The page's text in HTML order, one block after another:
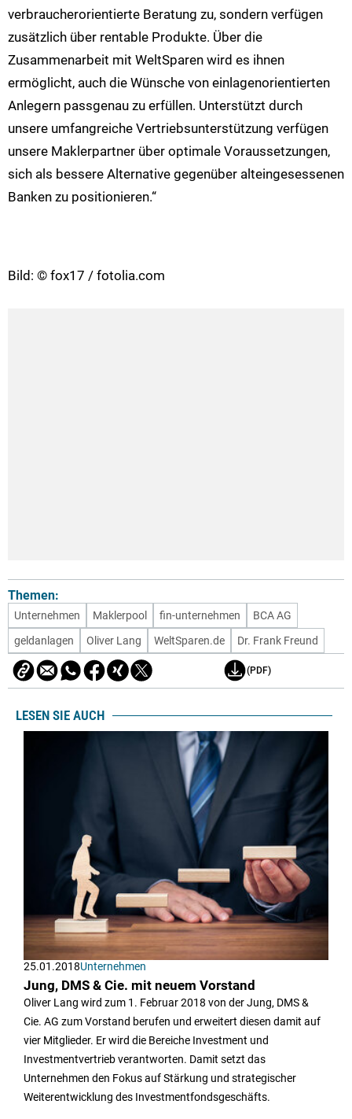
verbraucherorientierte Beratung zu, sondern verfügen
zusätzlich über rentable Produkte. Über die
Zusammenarbeit mit WeltSparen wird es ihnen
ermöglicht, auch die Wünsche von einlagenorientierten
Anlegern passgenau zu erfüllen. Unterstützt durch
unsere umfangreiche Vertriebsunterstützung verfügen
unsere Maklerpartner über optimale Voraussetzungen,
sich als bessere Alternative gegenüber alteingesessenen
Banken zu positionieren.“
Bild: © fox17 / fotolia.com
Themen:
Unternehmen Maklerpool fin-unternehmen
BCA AG
geldanlagen
Oliver Lang WeltSparen.de Dr. Frank Freund
(PDF)
LESEN SIE AUCH
25.01.2018Unternehmen
Jung, DMS & Cie. mit neuem Vorstand
Oliver Lang wird zum 1. Februar 2018 von der Jung, DMS &
Cie. AG zum Vorstand berufen und erweitert diesen damit auf
vier Mitglieder. Er wird die Bereiche Investment und
Investmentvertrieb verantworten. Damit setzt das
Unternehmen den Fokus auf Stärkung und strategischer
Weiterentwicklung des Investmentfondsgeschäfts.